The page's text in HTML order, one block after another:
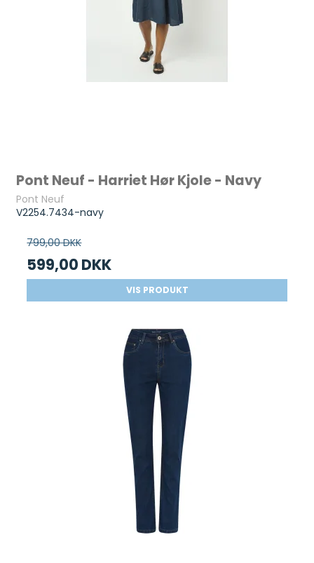
Pont Neuf - Harriet Hør Kjole - Navy
Pont Neuf
V2254.7434-navy
799,00 DKK
599,00 DKK
VIS PRODUKT